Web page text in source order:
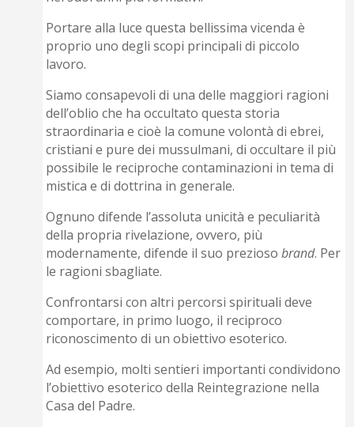
Portare alla luce questa bellissima vicenda è
proprio uno degli scopi principali di piccolo
lavoro.
Siamo consapevoli di una delle maggiori ragioni
dell’oblio che ha occultato questa storia
straordinaria e cioè la comune volontà di ebrei,
cristiani e pure dei mussulmani, di occultare il più
possibile le reciproche contaminazioni in tema di
mistica e di dottrina in generale.
Ognuno difende l’assoluta unicità e peculiarità
della propria rivelazione, ovvero, più
modernamente, difende il suo preziosobrand. Per
le ragioni sbagliate.
Confrontarsi con altri percorsi spirituali deve
comportare, in primo luogo, il reciproco
riconoscimento di un obiettivo esoterico.
Ad esempio, molti sentieri importanti condividono
l’obiettivo esoterico della Reintegrazione nella
Casa del Padre.